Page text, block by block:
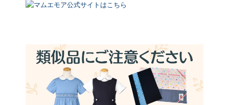
マムエモア公式サイトはこちら